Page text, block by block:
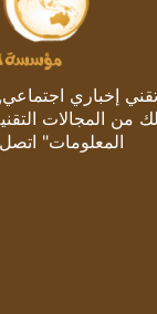
إخباري اجتماعي,
من المجالات
المعلومات" اتصل